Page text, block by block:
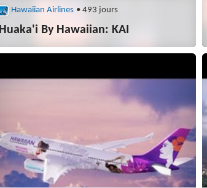
Hawaiian Airlines • 493 jours
Huaka'i By Hawaiian: KAI